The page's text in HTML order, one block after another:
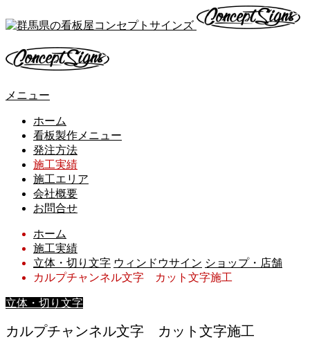
メニュー
ホーム
看板製作メニュー
発注方法
施工実績
施工エリア
会社概要
お問合せ
ホーム
施工実績
立体・切り文字 ウィンドウサイン ショップ・店舗
カルプチャンネル文字 カット文字施工
立体・切り文字
カルプチャンネル文字 カット文字施工